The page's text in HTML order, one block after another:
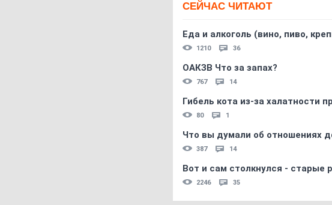
СЕЙЧАС ЧИТАЮТ
Еда и алкоголь (вино, пиво,
1210 36
ОАКЗВ Что за запах?
767 14
Гибель кота из-за халатности
80 1
Что вы думали об отношениях
387 14
Вот и сам столкнулся - старые
2246 35